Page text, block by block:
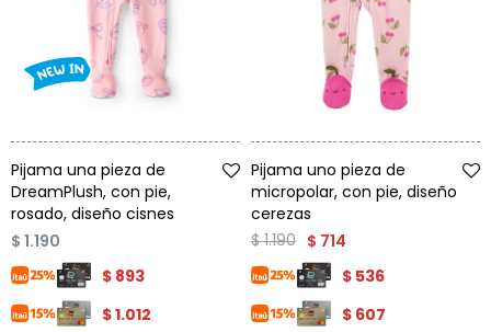
Pijama una pieza de
DreamPlush, con pie,
rosado, diseño cisnes
$ 1.190
$ 893
$1.012
Pijama uno pieza de
micropolar, con pie, diseño
cerezas
$ 714
$ 1.190
$ 536
$ 607